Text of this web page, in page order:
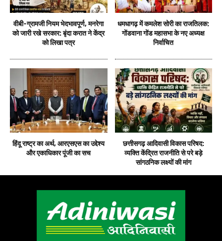
वीबी-ग्रामजी नियम भेदभावपूर्ण, मनरेगा
को जारी रखे सरकार: बृंदा करात ने केंद्र
को लिखा पत्र
धमधागढ़ में कमलेश सोरी का राजतिलक:
गोंडवाना गोंड महासभा के नए अध्यक्ष
निर्वाचित
हिंदू राष्ट्र का अर्थ, आरएसएस का उद्देश्य
और एकाधिकार पूंजी का सच
छत्तीसगढ़ आदिवासी विकास परिषद:
व्यक्ति केंद्रित राजनीति से परे बड़े
सांगठनिक लक्ष्यों की मांग